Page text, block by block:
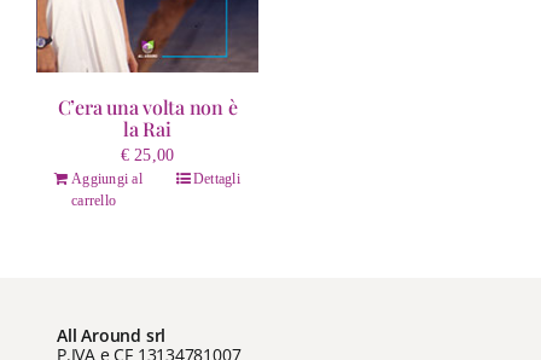
C’era una volta non è
la Rai
€25,00
Aggiungi al
carrello
Dettagli
All Around srl
P.IVA e CF 13134781007